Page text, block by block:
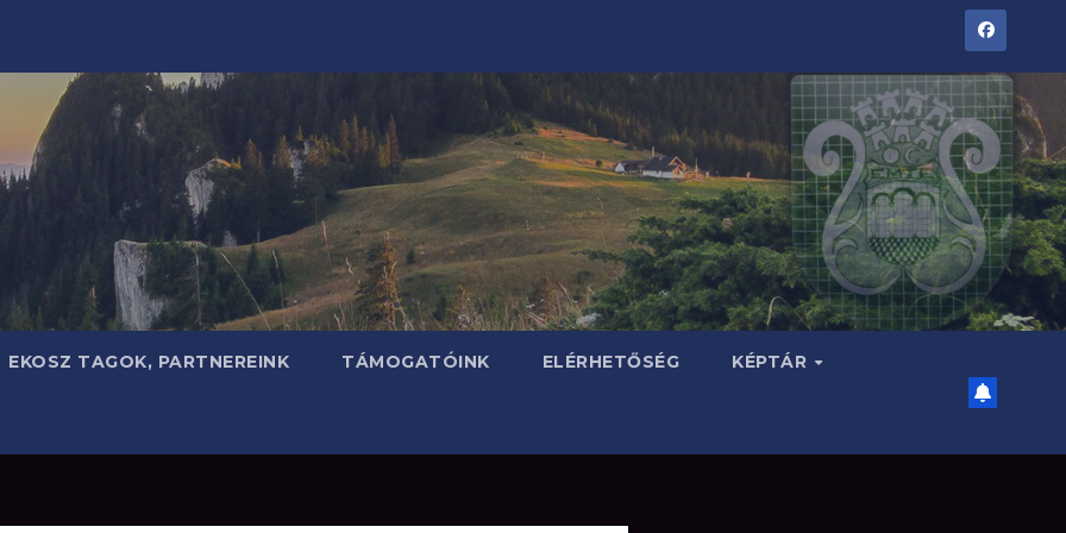
EKOSZ TAGOK, PARTNEREINK TÁMOGATÓINK ELÉRHETŐSÉG KÉPTÁR